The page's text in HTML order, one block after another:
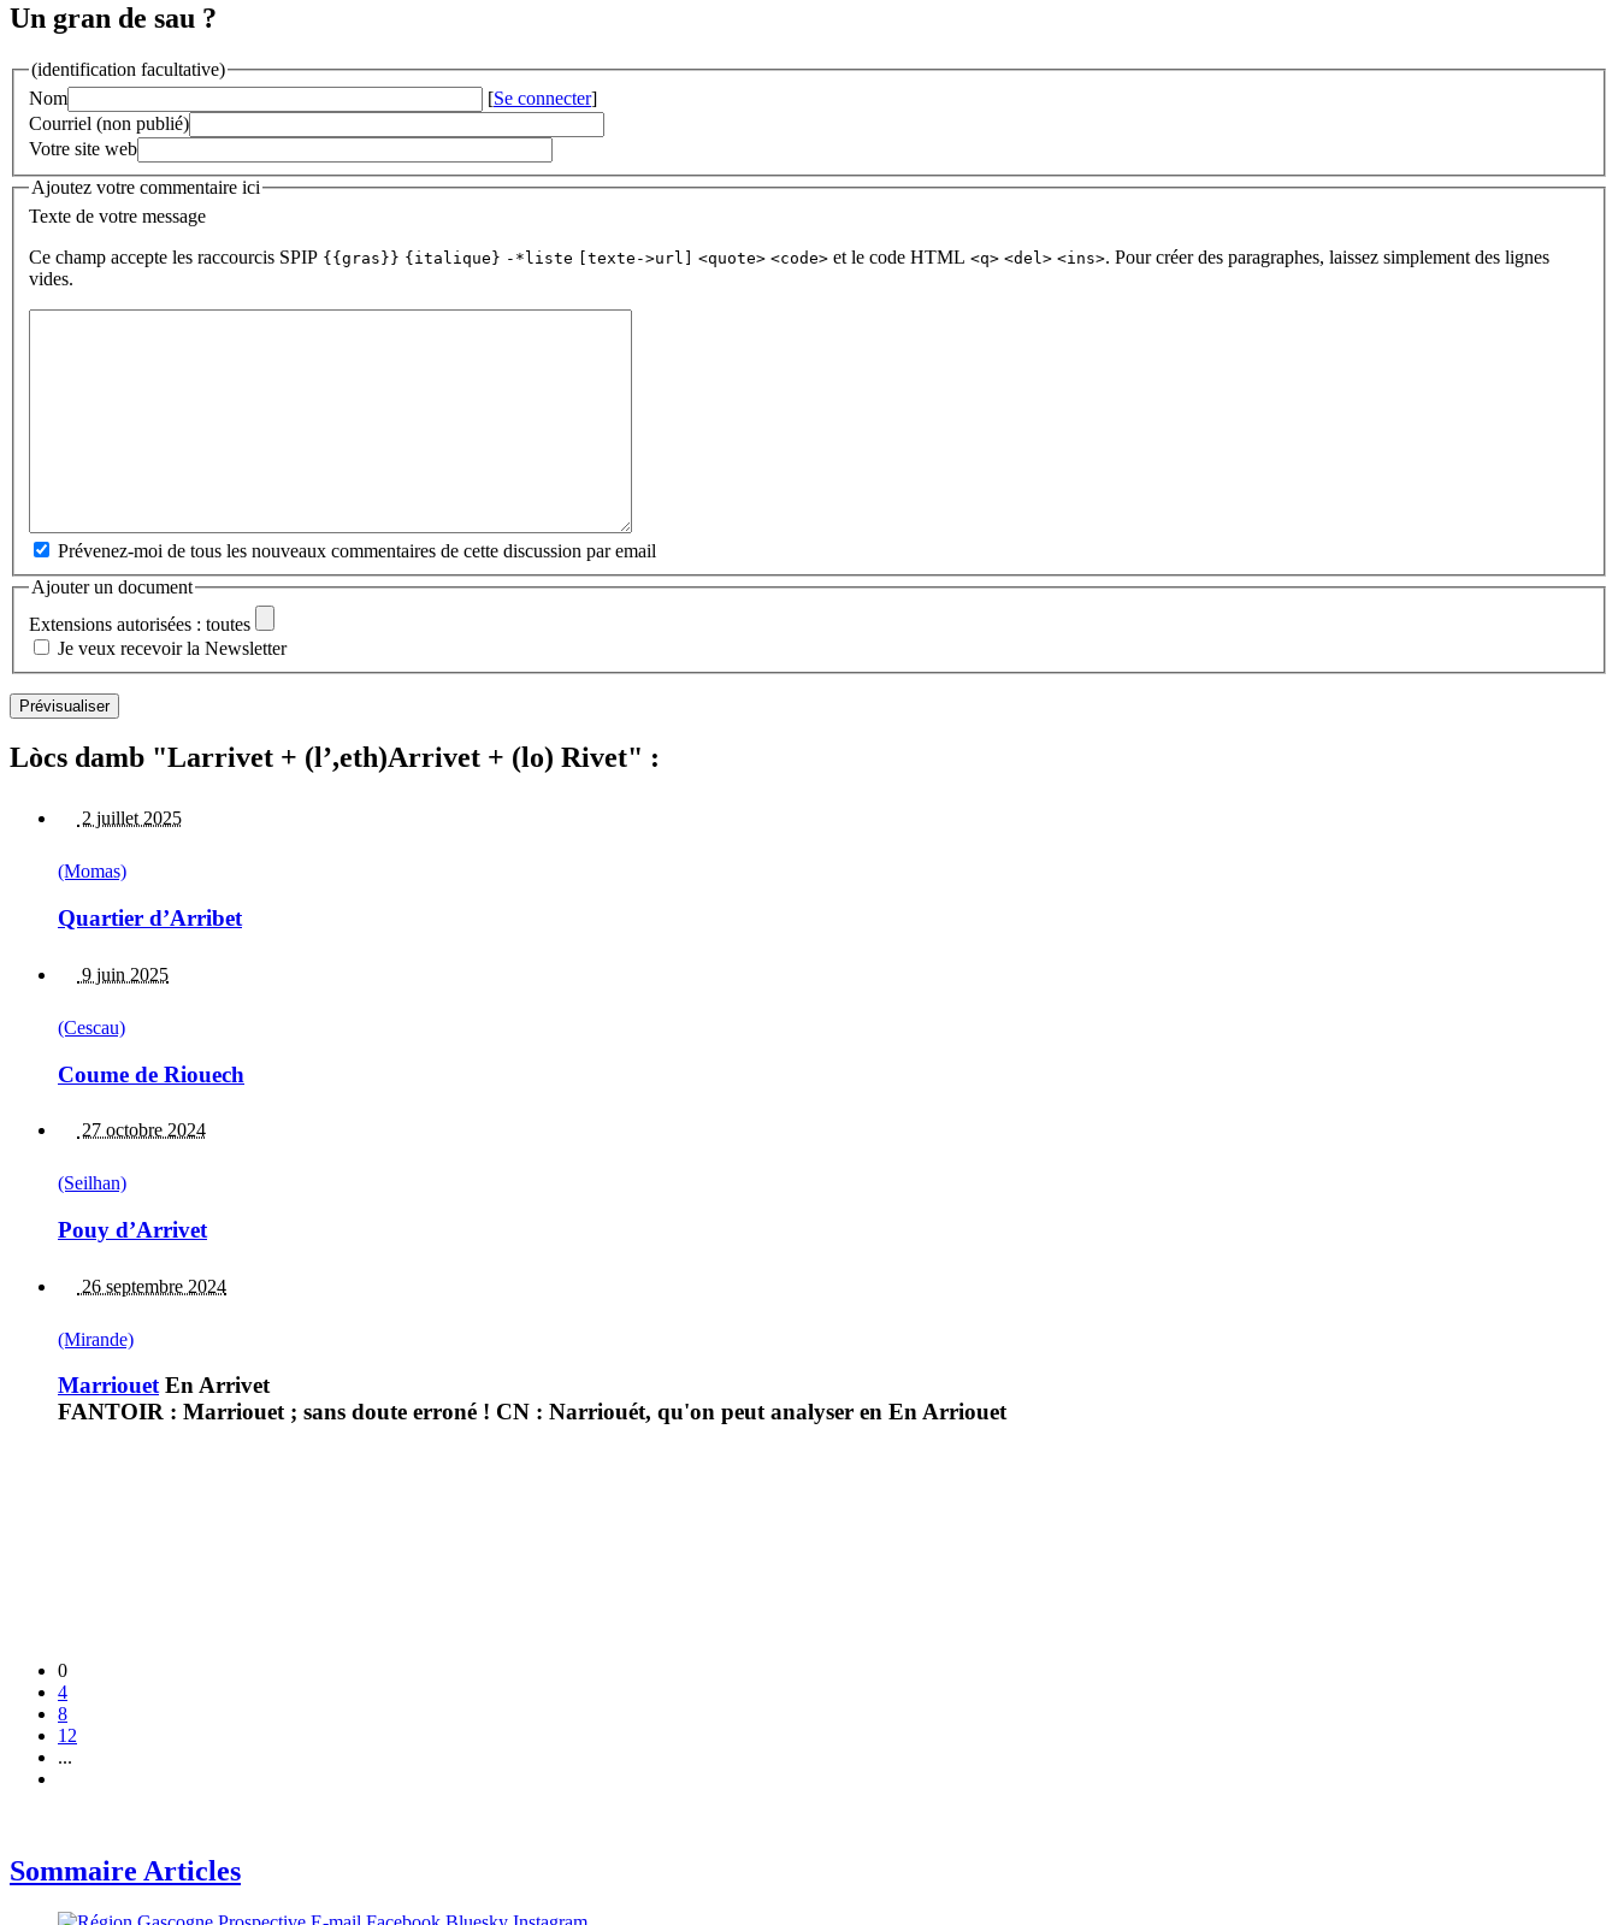
Un gran de sau ?
(identification facultative)
Nom
[Se connecter]
Courriel (non publié)
Votre site web
Ajoutez votre commentaire ici
Texte de votre message
Ce champ accepte les raccourcis SPIP {{gras}} {italique} -*liste [texte->url] <quote> <code> et le code HTML <q> <del> <ins>. Pour créer des paragraphes, laissez simplement des lignes
vides.
Prévenez-moi de tous les nouveaux commentaires de cette discussion par email
Ajouter un document
Extensions autorisées : toutes
Je veux recevoir la Newsletter
Lòcs damb "Larrivet + (l’,eth)Arrivet + (lo) Rivet" :
2 juillet 2025
(Momas)
Quartier d’Arribet
9 juin 2025
(Cescau)
Coume de Riouech
27 octobre 2024
(Seilhan)
Pouy d’Arrivet
26 septembre 2024
(Mirande)
MarriouetEn Arrivet
FANTOIR : Marriouet ; sans doute erroné ! CN : Narriouét, qu'on peut analyser en En Arriouet
0
4
8
12
...
Sommaire Articles